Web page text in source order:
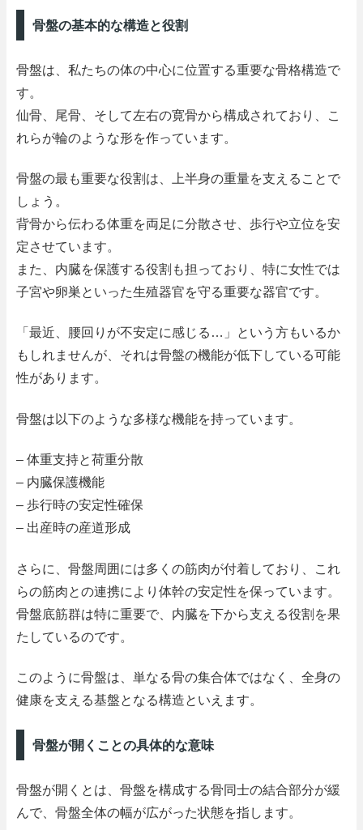
骨盤の基本的な構造と役割
骨盤は、私たちの体の中心に位置する重要な骨格構造で
す。
仙骨、尾骨、そして左右の寛骨から構成されており、こ
れらが輪のような形を作っています。
骨盤の最も重要な役割は、上半身の重量を支えることで
しょう。
背骨から伝わる体重を両足に分散させ、歩行や立位を安
定させています。
また、内臓を保護する役割も担っており、特に女性では
子宮や卵巣といった生殖器官を守る重要な器官です。
「最近、腰回りが不安定に感じる…」という方もいるか
もしれませんが、それは骨盤の機能が低下している可能
性があります。
骨盤は以下のような多様な機能を持っています。
– 体重支持と荷重分散
– 内臓保護機能
– 歩行時の安定性確保
– 出産時の産道形成
さらに、骨盤周囲には多くの筋肉が付着しており、これ
らの筋肉との連携により体幹の安定性を保っています。
骨盤底筋群は特に重要で、内臓を下から支える役割を果
たしているのです。
このように骨盤は、単なる骨の集合体ではなく、全身の
健康を支える基盤となる構造といえます。
骨盤が開くことの具体的な意味
骨盤が開くとは、骨盤を構成する骨同士の結合部分が緩
んで、骨盤全体の幅が広がった状態を指します。